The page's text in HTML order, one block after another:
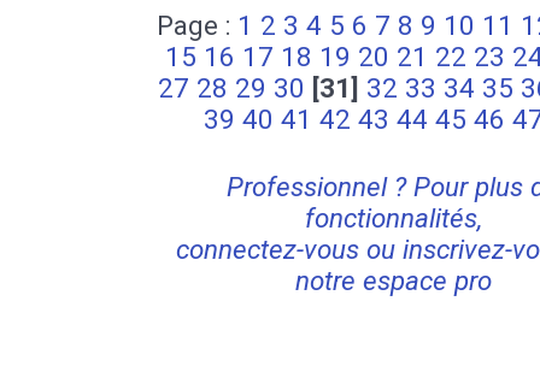
Page : 1 2 3 4 5 6 7 8 9 10 11
15 16 17 18 19 20 21 22 23
27 28 29 30 [31] 32 33 34 35
39 40 41 42 43 44 45 46
Professionnel ? Pour plus
fonctionnalités,
connectez-vous ou inscrivez-
notre espace pro